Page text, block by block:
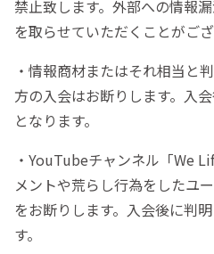
禁止致します。外部への情報
を取らせていただくことがござ
・情報商材またはそれ相当と
方の入会はお断りします。入
となります。
・YouTubeチャンネル「We
メントや荒らし行為をしたユ
をお断りします。入会後に判
す。